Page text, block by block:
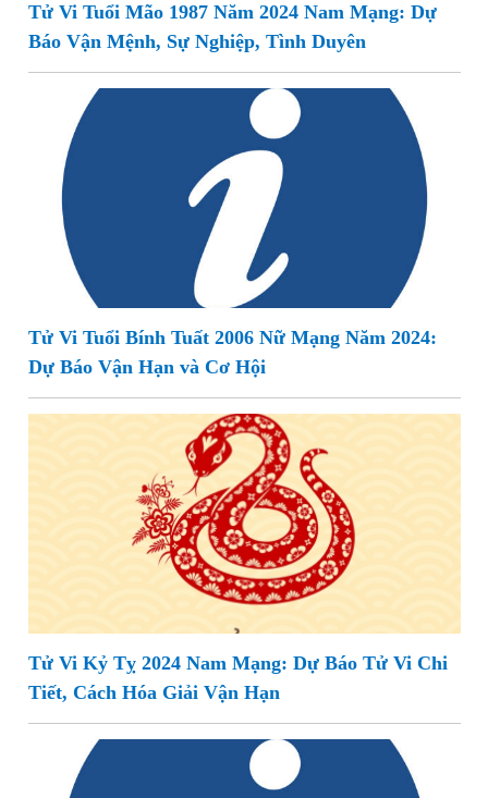
Tử Vi Tuổi Mão 1987 Năm 2024 Nam Mạng: Dự
Báo Vận Mệnh, Sự Nghiệp, Tình Duyên
Tử Vi Tuổi Bính Tuất 2006 Nữ Mạng Năm 2024:
Dự Báo Vận Hạn và Cơ Hội
Tử Vi Kỷ Tỵ 2024 Nam Mạng: Dự Báo Tử Vi Chi
Tiết, Cách Hóa Giải Vận Hạn